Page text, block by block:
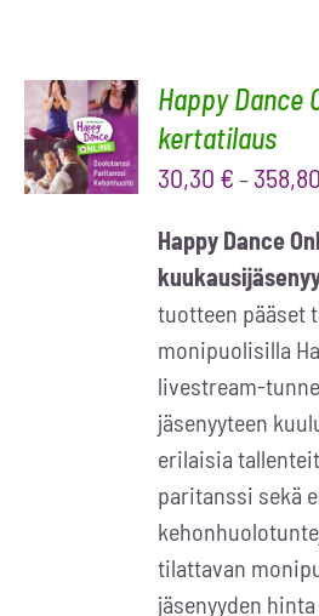
VALITSE
VAIHTOEHDOISTA
/
LISÄTIEDOT
Happy Dance
kertatilaus
30,30 € – 358,80
Happy Dance
tuotteen pääset
monipuolisilla
livestream-
jäsenyyteen
erilaisia
paritanssi sekä
tilattavan
jäsenyyden